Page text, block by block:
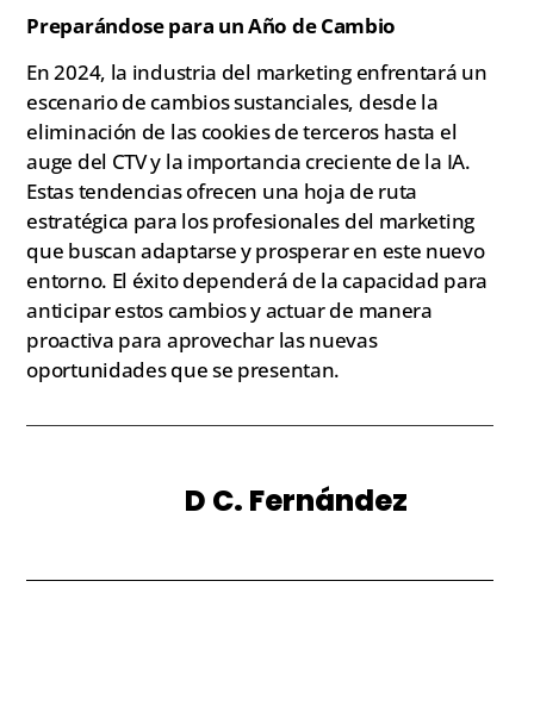
Preparándose para un Año de Cambio
En 2024, la industria del marketing enfrentará un
escenario de cambios sustanciales, desde la
eliminación de las cookies de terceros hasta el
auge del CTV y la importancia creciente de la IA.
Estas tendencias ofrecen una hoja de ruta
estratégica para los profesionales del marketing
que buscan adaptarse y prosperar en este nuevo
entorno. El éxito dependerá de la capacidad para
anticipar estos cambios y actuar de manera
proactiva para aprovechar las nuevas
oportunidades que se presentan.
D C. Fernández